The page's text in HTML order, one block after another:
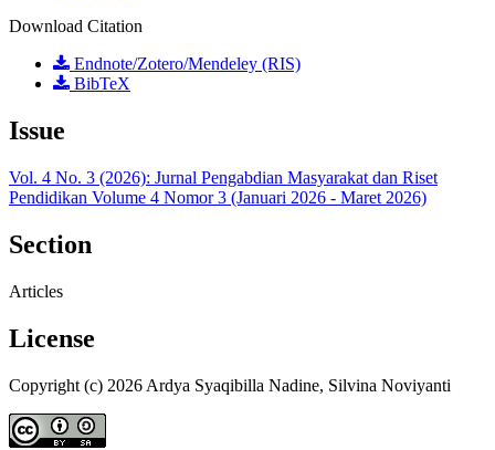
Download Citation
Endnote/Zotero/Mendeley (RIS)
BibTeX
Issue
Vol. 4 No. 3 (2026): Jurnal Pengabdian Masyarakat dan Riset
Pendidikan Volume 4 Nomor 3 (Januari 2026 - Maret 2026)
Section
Articles
License
Copyright (c) 2026 Ardya Syaqibilla Nadine, Silvina Noviyanti